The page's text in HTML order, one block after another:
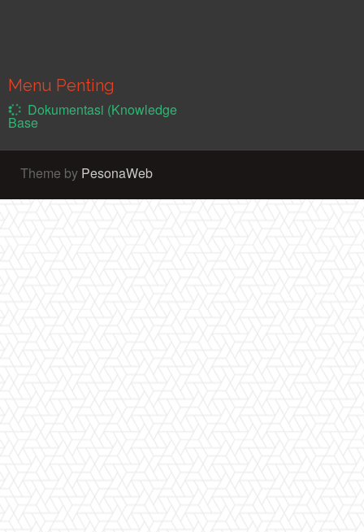
Menu Penting
Dokumentasi (Knowledge
Base
Theme by PesonaWeb